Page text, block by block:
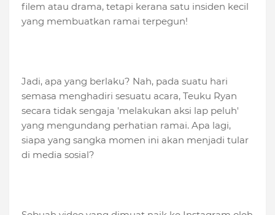
filem atau drama, tetapi kerana satu insiden kecil
yang membuatkan ramai terpegun!
Jadi, apa yang berlaku? Nah, pada suatu hari
semasa menghadiri sesuatu acara, Teuku Ryan
secara tidak sengaja 'melakukan aksi lap peluh'
yang mengundang perhatian ramai. Apa lagi,
siapa yang sangka momen ini akan menjadi tular
di media sosial?